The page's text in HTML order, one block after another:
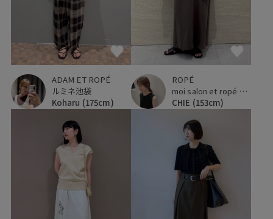
ADAM ET ROPÉ
ルミネ池袋
Koharu (175cm)
ROPÉ
moi salon et ropé 大阪高島屋
CHIE (153cm)